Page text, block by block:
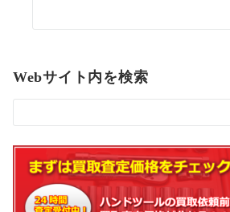
Webサイト内を検索